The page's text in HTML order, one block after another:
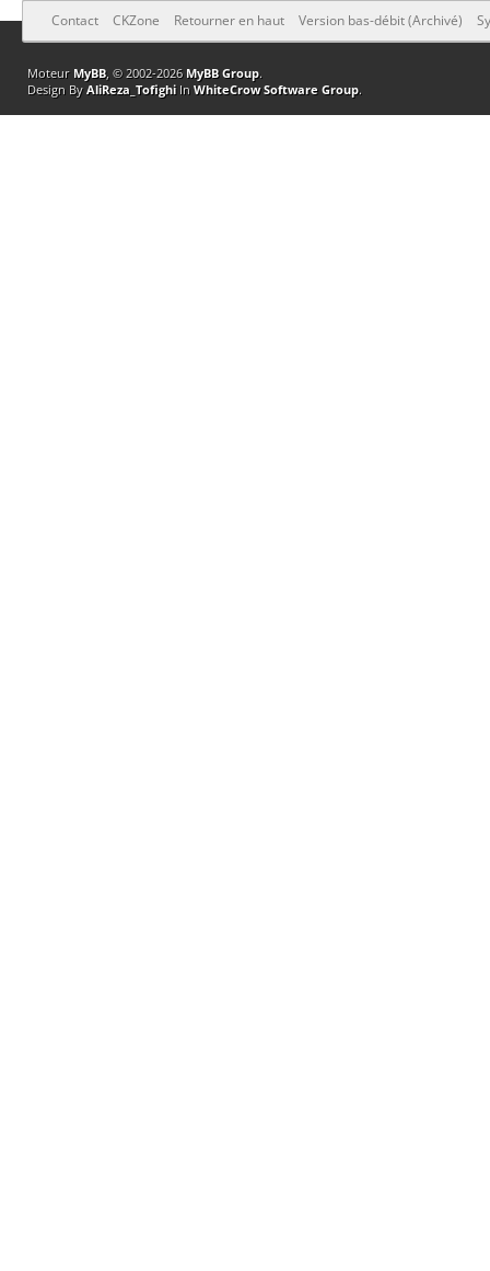
Contact CKZone Retourner en haut Version bas-débit (Archivé)
Moteur MyBB, © 2002-2026 MyBB Group.
Design By AliReza_TofighiIn WhiteCrow Software Group.